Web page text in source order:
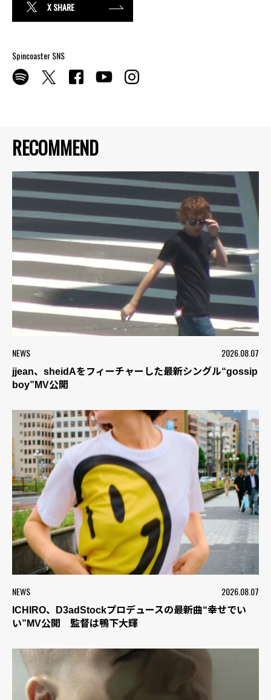
RECOMMEND
NEWS 2026.08.07
jjean、sheidAをフィーチャーした最新シングル“gossip
boy”MV公開
NEWS 2026.08.07
ICHIRO、D3adStockプロデュースの最新曲“幸せでい
い”MV公開 監督は鴨下大輝
X SHARE
Spincoaster SNS